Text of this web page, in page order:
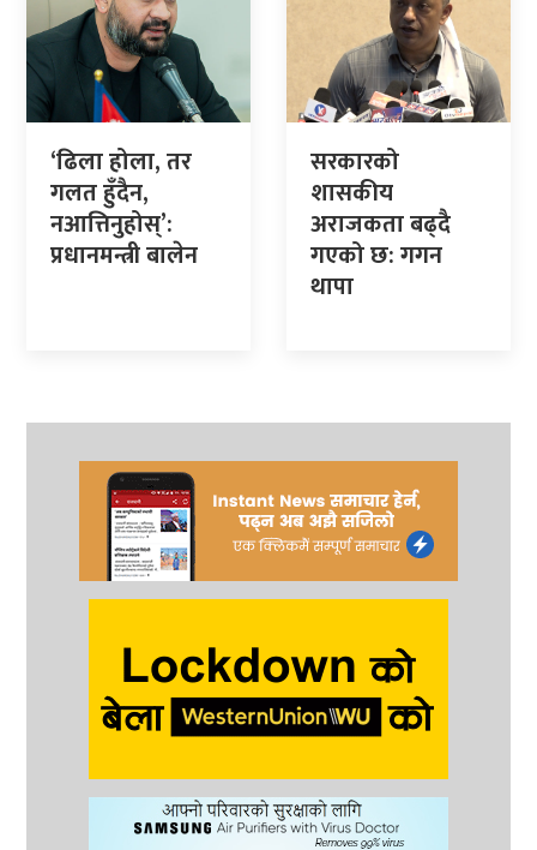
‘ढिला होला, तर
गलत हुँदैन,
नआत्तिनुहोस्’:
प्रधानमन्त्री बालेन
सरकारको
शासकीय
अराजकता बढ्दै
गएको छ: गगन
थापा